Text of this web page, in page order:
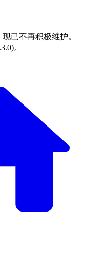
已不再积极维护。
)。